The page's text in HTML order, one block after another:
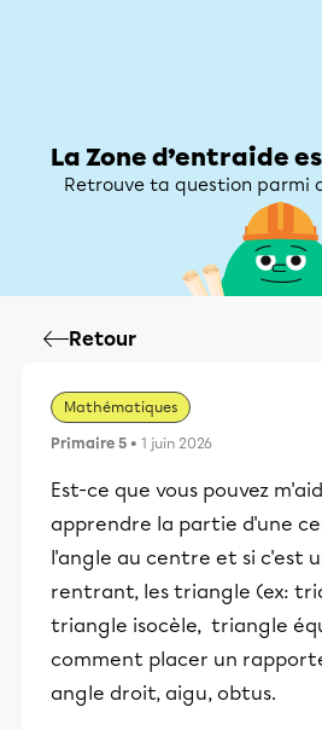
La Zone d’entraide
Retrouve ta question parmi
Retour
Mathématiques
Primaire 5 • 1 juin 2026
Est-ce que vous pouvez
apprendre la partie d'une
l'angle au centre et si c'est
rentrant, les triangle (ex:
triangle isocèle, triangle
comment placer un
angle droit, aigu, obtus.